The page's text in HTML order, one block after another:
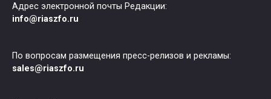
Адрес электронной почты Редакции:
info@riaszfo.ru
По вопросам размещения пресс-релизов и рекламы:
sales@riaszfo.ru